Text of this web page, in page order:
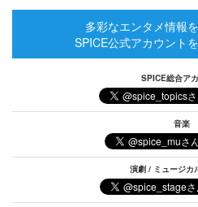
多彩なエンタメ情報
SPICE公式アカウント
SPICE総合ア
音楽
演劇 / ミュージカ